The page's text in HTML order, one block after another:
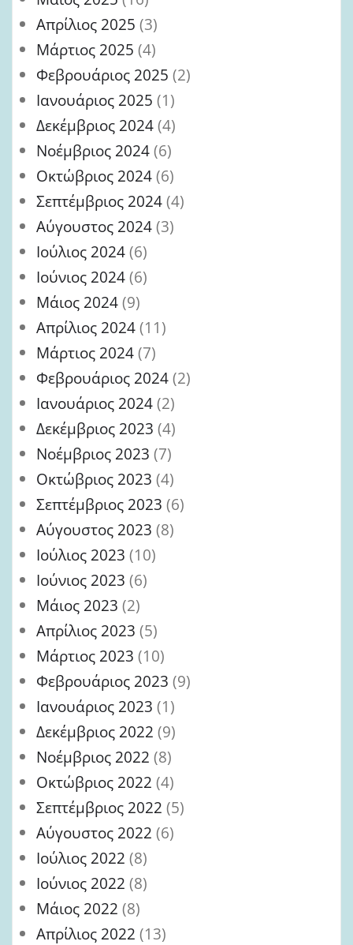
Απρίλιος 2025 (3)
Μάρτιος 2025 (4)
Φεβρουάριος 2025 (2)
Ιανουάριος 2025 (1)
Δεκέμβριος 2024(4)
Νοέμβριος 2024(6)
Οκτώβριος 2024(6)
Σεπτέμβριος 2024(4)
Αύγουστος 2024(3)
Ιούλιος 2024(6)
Ιούνιος 2024(6)
Μάιος 2024(9)
Απρίλιος 2024(11)
Μάρτιος 2024(7)
Φεβρουάριος 2024(2)
Ιανουάριος 2024(2)
Δεκέμβριος 2023 (4)
Νοέμβριος 2023 (7)
Οκτώβριος 2023 (4)
Σεπτέμβριος 2023 (6)
Αύγουστος 2023 (8)
Ιούλιος 2023 (10)
Ιούνιος 2023 (6)
Μάιος 2023 (2)
Απρίλιος 2023 (5)
Μάρτιος 2023 (10)
Φεβρουάριος 2023 (9)
Ιανουάριος 2023 (1)
Δεκέμβριος 2022 (9)
Νοέμβριος 2022 (8)
Οκτώβριος 2022 (4)
Σεπτέμβριος 2022 (5)
Αύγουστος 2022 (6)
Ιούλιος 2022 (8)
Ιούνιος 2022 (8)
Μάιος 2022 (8)
Απρίλιος 2022 (13)